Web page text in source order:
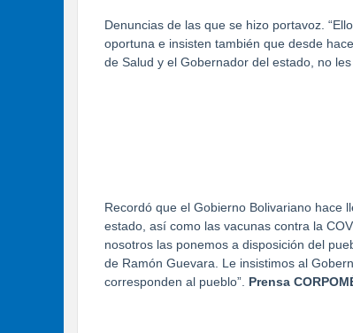
Denuncias de las que se hizo portavoz.
oportuna e insisten también que desde
de Salud y el Gobernador del estado, no
Recordó que el Gobierno Bolivariano hace
estado, así como las vacunas contra la
nosotros las ponemos a disposición del
de Ramón Guevara. Le insistimos al
corresponden al pueblo”. Prensa